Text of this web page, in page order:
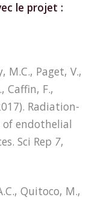
le projet :
M.C., Paget, V.,
Caffin, F.,
Radiation-
of endothelial
Sci Rep 7,
Quitoco, M.,